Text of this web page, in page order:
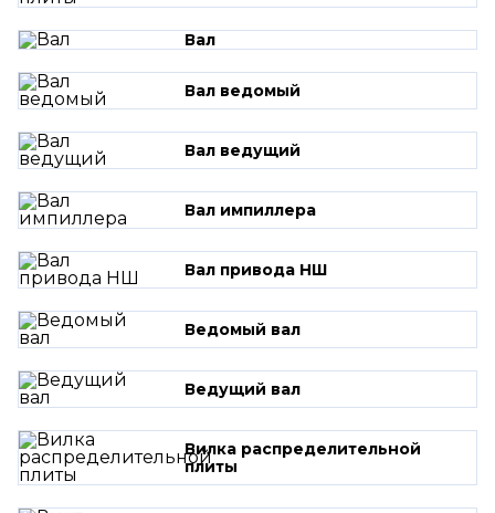
Вал
Вал ведомый
Вал ведущий
Вал импиллера
Вал привода НШ
Ведомый вал
Ведущий вал
Вилка распределительной
плиты